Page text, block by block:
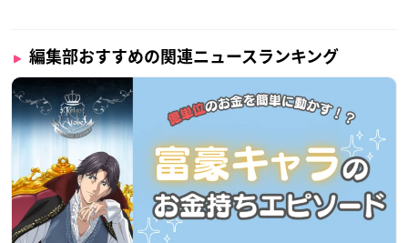
編集部おすすめの関連ニュースランキング